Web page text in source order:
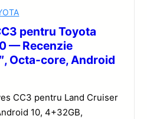
pentru Toyota
— Recenzie
Octa-core, Android
CC3 pentru Land Cruiser
10, 4+32GB,